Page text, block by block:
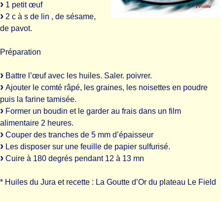
1 petit œuf
2 c à s de lin , de sésame,
de pavot.
Préparation
Battre l’œuf avec les huiles. Saler. poivrer.
Ajouter le comté râpé, les graines, les noisettes en poudre
puis la farine tamisée.
Former un boudin et le garder au frais dans un film
alimentaire 2 heures.
Couper des tranches de 5 mm d’épaisseur
Les disposer sur une feuille de papier sulfurisé.
Cuire à 180 degrés pendant 12 à 13 mn
* Huiles du Jura et recette : La Goutte d’Or du plateau Le Field